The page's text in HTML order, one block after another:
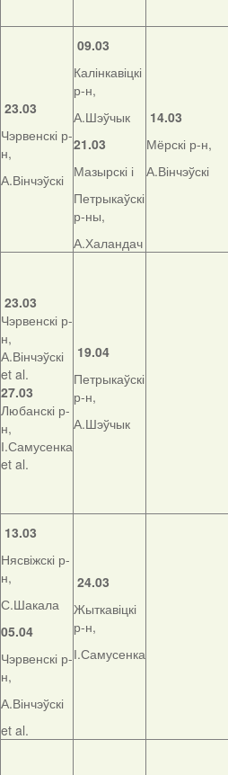
23.03
Чэрвенскі р-
н,
А.Вінчэўскі
09.03
Калінкавіцкі
р-н,
А.Шэўчык
21.03
Мазырскі і
Петрыкаўскі
р-ны,
А.Халандач
14.03
Мёрскі р-н,
А.Вінчэўскі
23.03
Чэрвенскі р-
н,
А.Вінчэўскі
et al.
27.03
Любанскі р-
н,
І.Самусенка
et al.
19.04
Петрыкаўскі
р-н,
А.Шэўчык
13.03
Нясвіжскі р-
н,
С.Шакала
05.04
Чэрвенскі р-
н,
А.Вінчэўскі
et al.
24.03
Жыткавіцкі
р-н,
І.Самусенка